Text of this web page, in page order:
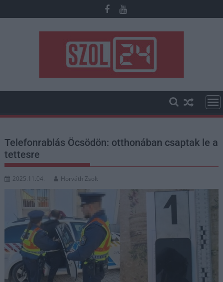
to
Telefonrablás Öcsödön: otthonában csaptak le a
tettesre
2025.11.04. Horváth Zsolt